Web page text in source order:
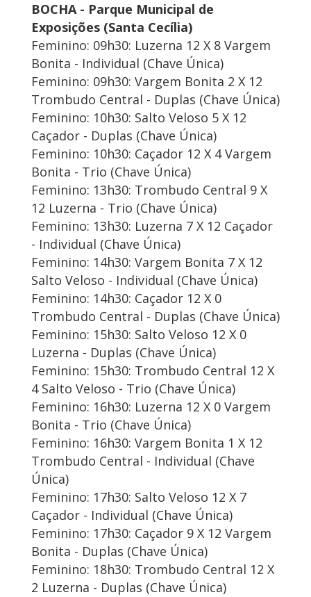
BOCHA - Parque Municipal de
Exposições (Santa Cecília)
Feminino: 09h30: Luzerna 12 X 8 Vargem
Bonita - Individual (Chave Única)
Feminino: 09h30: Vargem Bonita 2 X 12
Trombudo Central - Duplas (Chave Única)
Feminino: 10h30: Salto Veloso 5 X 12
Caçador - Duplas (Chave Única)
Feminino: 10h30: Caçador 12 X 4 Vargem
Bonita - Trio (Chave Única)
Feminino: 13h30: Trombudo Central 9 X
12 Luzerna - Trio (Chave Única)
Feminino: 13h30: Luzerna 7 X 12 Caçador
- Individual (Chave Única)
Feminino: 14h30: Vargem Bonita 7 X 12
Salto Veloso - Individual (Chave Única)
Feminino: 14h30: Caçador 12 X 0
Trombudo Central - Duplas (Chave Única)
Feminino: 15h30: Salto Veloso 12 X 0
Luzerna - Duplas (Chave Única)
Feminino: 15h30: Trombudo Central 12 X
4 Salto Veloso - Trio (Chave Única)
Feminino: 16h30: Luzerna 12 X 0 Vargem
Bonita - Trio (Chave Única)
Feminino: 16h30: Vargem Bonita 1 X 12
Trombudo Central - Individual (Chave
Única)
Feminino: 17h30: Salto Veloso 12 X 7
Caçador - Individual (Chave Única)
Feminino: 17h30: Caçador 9 X 12 Vargem
Bonita - Duplas (Chave Única)
Feminino: 18h30: Trombudo Central 12 X
2 Luzerna - Duplas (Chave Única)